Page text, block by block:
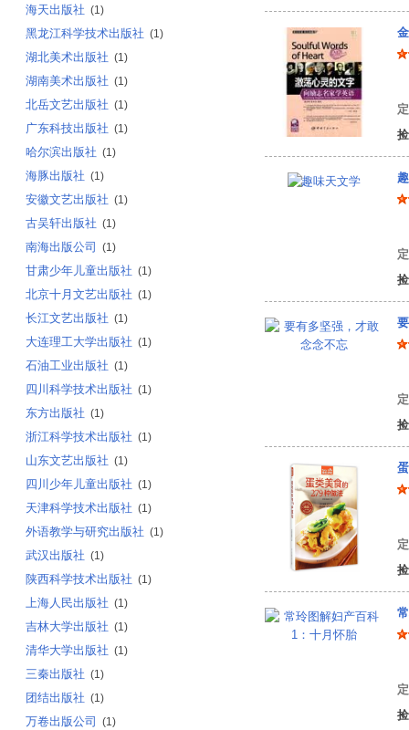
海天出版社 (1)
黑龙江科学技术出版社 (1)
湖北美术出版社 (1)
湖南美术出版社 (1)
北岳文艺出版社 (1)
广东科技出版社 (1)
哈尔滨出版社 (1)
海豚出版社 (1)
安徽文艺出版社 (1)
古吴轩出版社 (1)
南海出版公司 (1)
甘肃少年儿童出版社 (1)
北京十月文艺出版社 (1)
长江文艺出版社 (1)
大连理工大学出版社 (1)
石油工业出版社 (1)
四川科学技术出版社 (1)
东方出版社 (1)
浙江科学技术出版社 (1)
山东文艺出版社 (1)
四川少年儿童出版社 (1)
天津科学技术出版社 (1)
外语教学与研究出版社 (1)
武汉出版社 (1)
陕西科学技术出版社 (1)
上海人民出版社 (1)
吉林大学出版社 (1)
清华大学出版社 (1)
三秦出版社 (1)
团结出版社 (1)
万卷出版公司 (1)